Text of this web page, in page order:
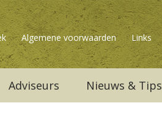
Algemene voorwaarden Links
Adviseurs Nieuws & Tips